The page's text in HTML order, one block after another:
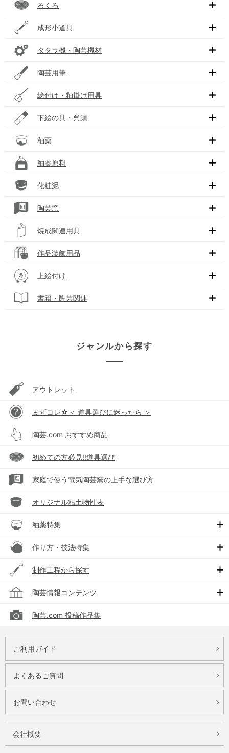
ろくろ
成形小道具
タタラ機・陶芸機材
陶芸用筆
絵付け・釉掛け用具
下絵の具・呉須
釉薬
釉薬原料
化粧泥
陶芸窯
焼成関連用具
作品装飾用品
上絵付け
書籍・陶芸関連
ジャンルから探す
アウトレット
まずコレ☆＜ 道具選びに迷ったら ＞
陶芸.com おすすめ商品
初めての方必見!!道具選び
家庭で使う電気陶芸窯の上手な選び方
オリジナル粘土物性表
釉薬特集
作り方・技法特集
制作工程から探す
陶芸情報コンテンツ
陶芸.com 投稿作品集
ご利用ガイド
よくあるご質問
お問い合わせ
会社概要